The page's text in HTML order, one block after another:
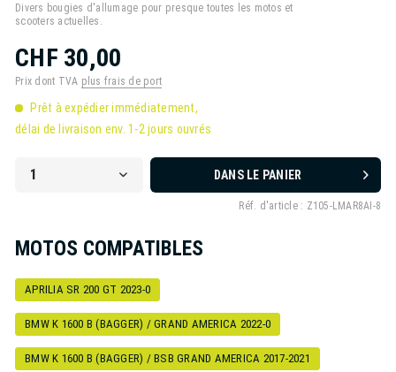
Divers bougies d'allumage pour presque toutes les motos et
scooters actuelles.
CHF 30,00
Prix dont TVA plus frais de port
Prêt à expédier immédiatement,
délai de livraison env. 1-2 jours ouvrés
DANS LE PANIER
Réf. d'article : Z105-LMAR8AI-8
MOTOS COMPATIBLES
APRILIA SR 200 GT 2023-0
BMW K 1600 B (BAGGER) / GRAND AMERICA 2022-0
BMW K 1600 B (BAGGER) / BSB GRAND AMERICA 2017-2021